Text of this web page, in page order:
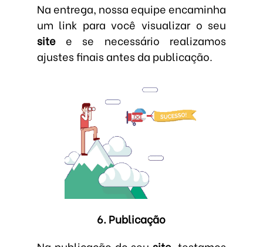
Na entrega, nossa equipe encaminha
um link para você visualizar o seu
sitee se necessário realizamos
ajustes finais antes da publicação.
6. Publicação